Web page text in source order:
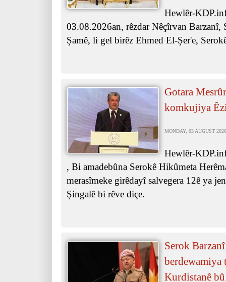
Hewlêr-
03.08.2026an, rêzdar Nêçîrvan Barzanî,
Şamê, li gel birêz Ehmed El-Şer'e,
Gotara
komkujiya
MONDAY, 03 AUGUST
Hewlêr-
, Bi amadebûna Serokê Hikûmeta
merasîmeke girêdayî salvegera 12ê ya
Şingalê bi rêve diçe.
Serok
berdewamiya
Kurdistanê bû